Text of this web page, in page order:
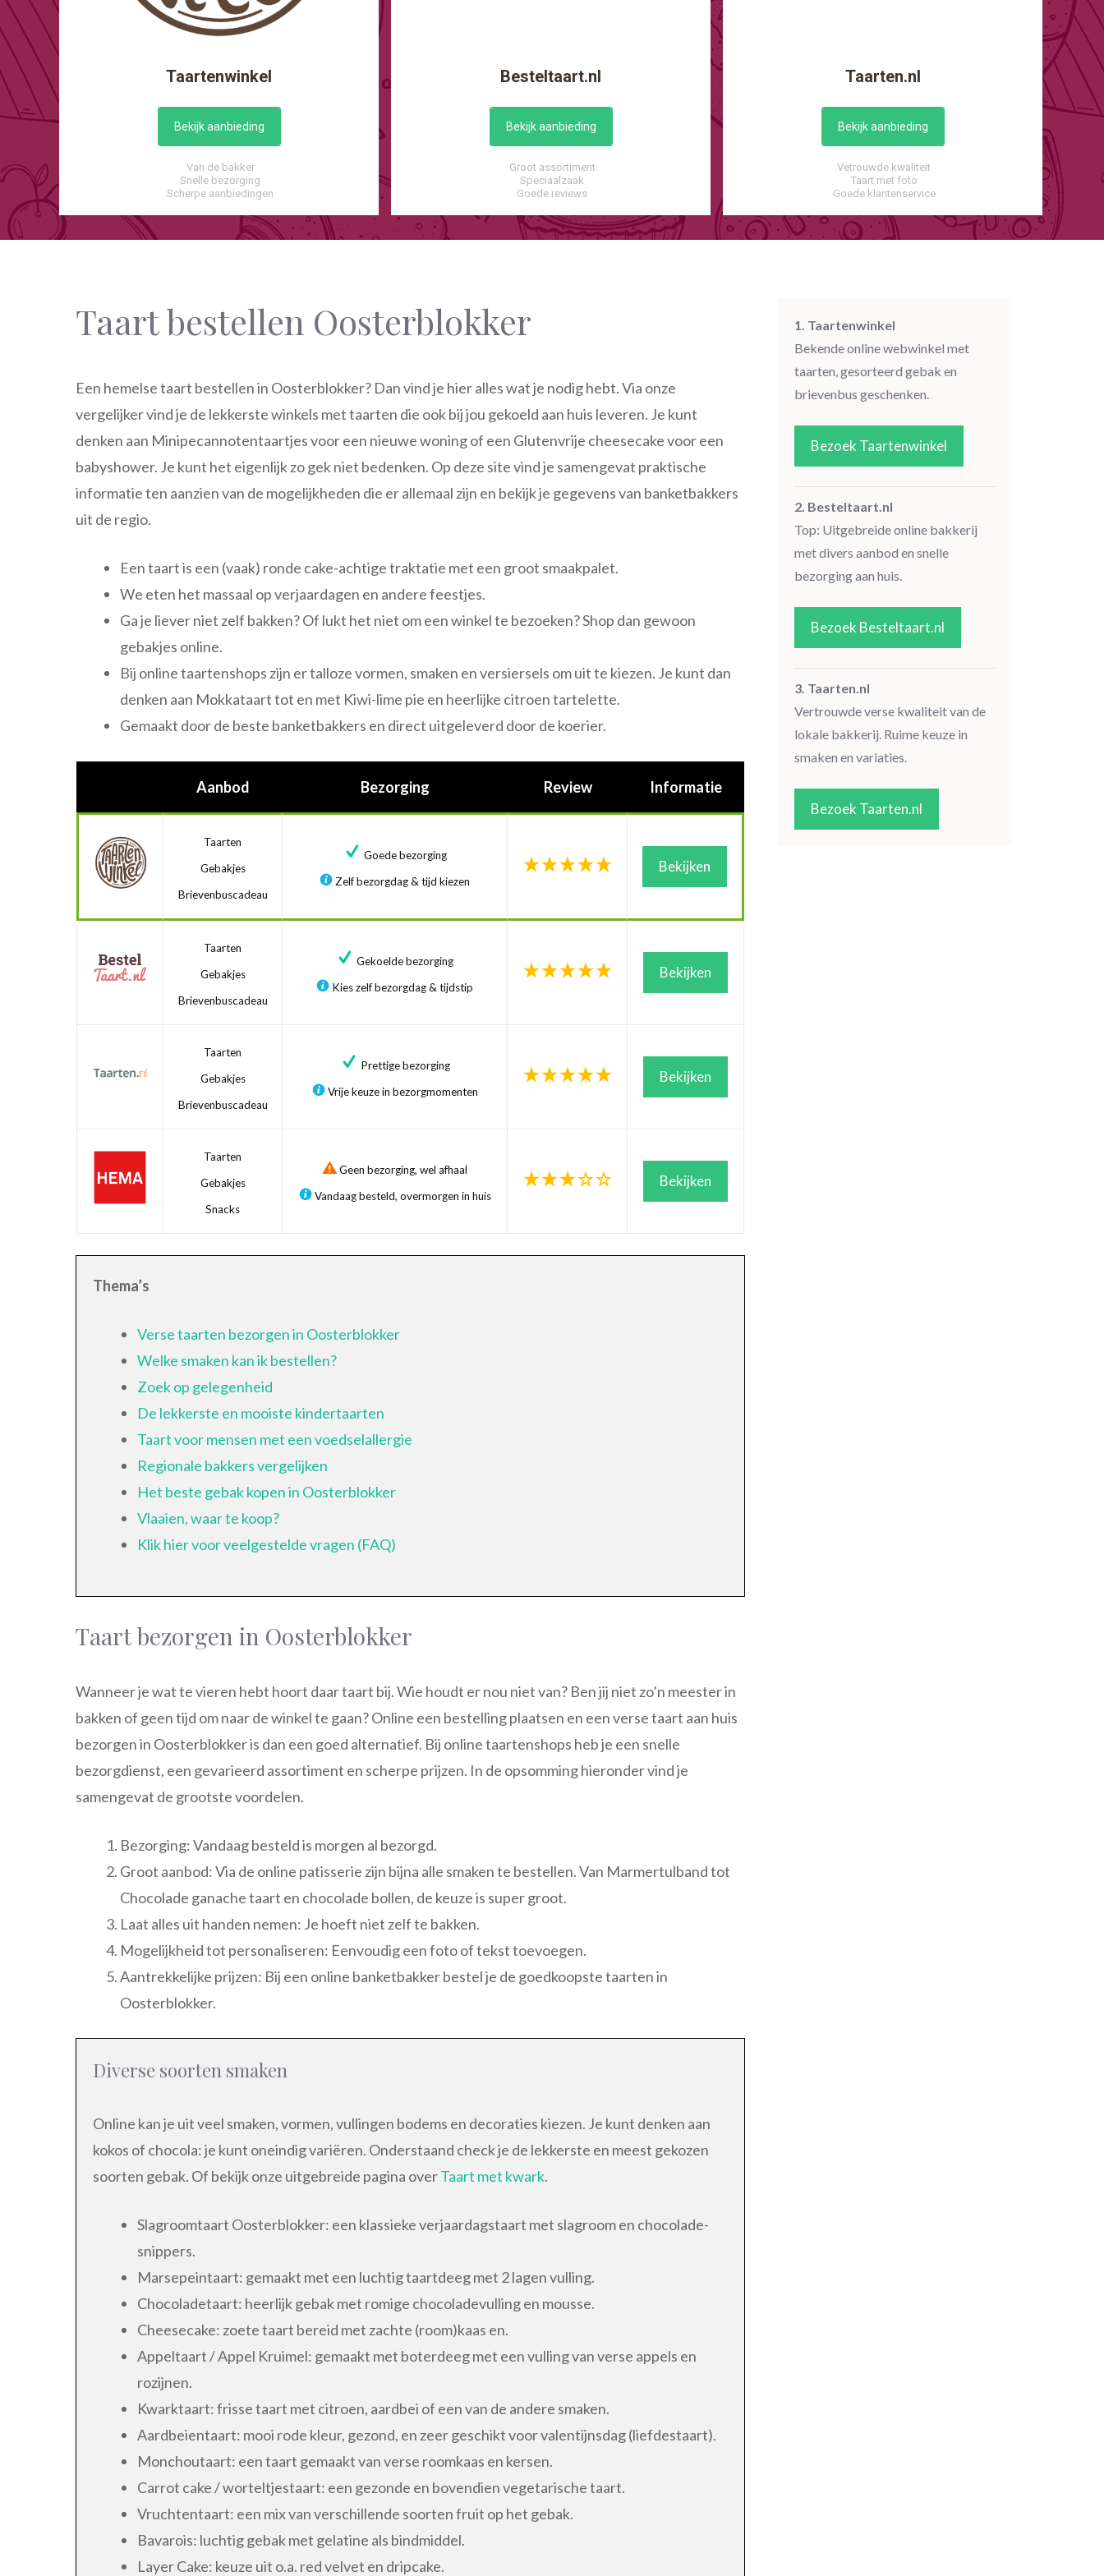
Taartenwinkel
Bekijk aanbieding
Van de bakker
Snelle bezorging
Scherpe aanbiedingen
Besteltaart.nl
Bekijk aanbieding
Groot assortiment
Speciaalzaak
Goede reviews
Taarten.nl
Bekijk aanbieding
Vetrouwde kwaliteit
Taart met foto
Goede klantenservice
Taart bestellen Oosterblokker
Een hemelse taart bestellen in Oosterblokker? Dan vind je hier alles wat je nodig hebt. Via onze
vergelijker vind je de lekkerste winkels met taarten die ook bij jou gekoeld aan huis leveren. Je kunt
denken aan Minipecannotentaartjes voor een nieuwe woning of een Glutenvrije cheesecake voor een
babyshower. Je kunt het eigenlijk zo gek niet bedenken. Op deze site vind je samengevat praktische
informatie ten aanzien van de mogelijkheden die er allemaal zijn en bekijk je gegevens van banketbakkers
uit de regio.
Een taart is een (vaak) ronde cake-achtige traktatie met een groot smaakpalet.
We eten het massaal op verjaardagen en andere feestjes.
Ga je liever niet zelf bakken? Of lukt het niet om een winkel te bezoeken? Shop dan gewoon
gebakjes online.
Bij online taartenshops zijn er talloze vormen, smaken en versiersels om uit te kiezen. Je kunt dan
denken aan Mokkataart tot en met Kiwi-lime pie en heerlijke citroen tartelette.
Gemaakt door de beste banketbakkers en direct uitgeleverd door de koerier.
Aanbod Bezorging Review Informatie
Taarten
Gebakjes
Brievenbuscadeau
Goede bezorging
Zelf bezorgdag & tijd kiezen
Bekijken
Taarten
Gebakjes
Brievenbuscadeau
Gekoelde bezorging
Kies zelf bezorgdag & tijdstip
Bekijken
Taarten
Gebakjes
Brievenbuscadeau
Prettige bezorging
Vrije keuze in bezorgmomenten
Bekijken
Taarten
Gebakjes
Snacks
Geen bezorging, wel afhaal
Vandaag besteld, overmorgen in huis
Bekijken
Thema’s
Verse taarten bezorgen in Oosterblokker
Welke smaken kan ik bestellen?
Zoek op gelegenheid
De lekkerste en mooiste kindertaarten
Taart voor mensen met een voedselallergie
Regionale bakkers vergelijken
Het beste gebak kopen in Oosterblokker
Vlaaien, waar te koop?
Klik hier voor veelgestelde vragen (FAQ)
Taart bezorgen in Oosterblokker
Wanneer je wat te vieren hebt hoort daar taart bij. Wie houdt er nou niet van? Ben jij niet zo’n meester in
bakken of geen tijd om naar de winkel te gaan? Online een bestelling plaatsen en een verse taart aan huis
bezorgen in Oosterblokker is dan een goed alternatief. Bij online taartenshops heb je een snelle
bezorgdienst, een gevarieerd assortiment en scherpe prijzen. In de opsomming hieronder vind je
samengevat de grootste voordelen.
Bezorging: Vandaag besteld is morgen al bezorgd.
Groot aanbod: Via de online patisserie zijn bijna alle smaken te bestellen. Van Marmertulband tot
Chocolade ganache taart en chocolade bollen, de keuze is super groot.
Laat alles uit handen nemen: Je hoeft niet zelf te bakken.
Mogelijkheid tot personaliseren: Eenvoudig een foto of tekst toevoegen.
Aantrekkelijke prijzen: Bij een online banketbakker bestel je de goedkoopste taarten in
Oosterblokker.
Diverse soorten smaken
Online kan je uit veel smaken, vormen, vullingen bodems en decoraties kiezen. Je kunt denken aan
kokos of chocola: je kunt oneindig variëren. Onderstaand check je de lekkerste en meest gekozen
soorten gebak. Of bekijk onze uitgebreide pagina overTaart met kwark.
Slagroomtaart Oosterblokker: een klassieke verjaardagstaart met slagroom en chocolade-
snippers.
Marsepeintaart: gemaakt met een luchtig taartdeeg met 2 lagen vulling.
Chocoladetaart: heerlijk gebak met romige chocoladevulling en mousse.
Cheesecake: zoete taart bereid met zachte (room)kaas en.
Appeltaart / Appel Kruimel: gemaakt met boterdeeg met een vulling van verse appels en
rozijnen.
Kwarktaart: frisse taart met citroen, aardbei of een van de andere smaken.
Aardbeientaart: mooi rode kleur, gezond, en zeer geschikt voor valentijnsdag (liefdestaart).
Monchoutaart: een taart gemaakt van verse roomkaas en kersen.
Carrot cake / worteltjestaart: een gezonde en bovendien vegetarische taart.
Vruchtentaart: een mix van verschillende soorten fruit op het gebak.
Bavarois: luchtig gebak met gelatine als bindmiddel.
Layer Cake: keuze uit o.a. red velvet en dripcake.
1. Taartenwinkel
Bekende online webwinkel met
taarten, gesorteerd gebak en
brievenbus geschenken.
Bezoek Taartenwinkel
2. Besteltaart.nl
Top: Uitgebreide online bakkerij
met divers aanbod en snelle
bezorging aan huis.
Bezoek Besteltaart.nl
3. Taarten.nl
Vertrouwde verse kwaliteit van de
lokale bakkerij. Ruime keuze in
smaken en variaties.
Bezoek Taarten.nl